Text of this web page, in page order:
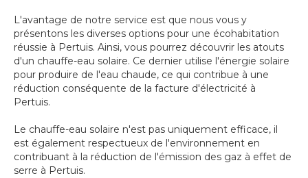
L'avantage de notre service est que nous vous y
présentons les diverses options pour une écohabitation
réussie à Pertuis. Ainsi, vous pourrez découvrir les atouts
d'un chauffe-eau solaire. Ce dernier utilise l'énergie solaire
pour produire de l'eau chaude, ce qui contribue à une
réduction conséquente de la facture d'électricité à
Pertuis.
Le chauffe-eau solaire n'est pas uniquement efficace, il
est également respectueux de l'environnement en
contribuant à la réduction de l'émission des gaz à effet de
serre à Pertuis.